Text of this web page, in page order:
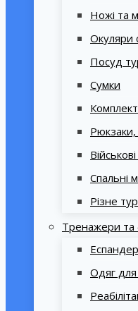
Ножі та
Окуляри
Посуд
Сумки
Рюкзаки,
Спальні
Різне
Тренажери та
Одяг для